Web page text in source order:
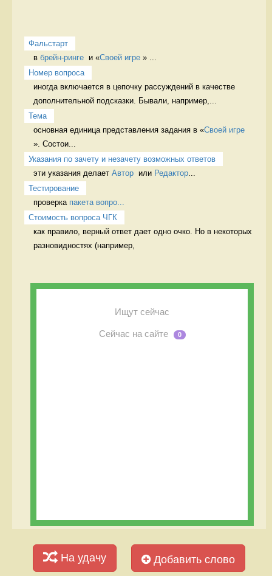
Фальстарт
в брейн-ринге
  и «
Своей игре » ...
Номер вопроса
иногда включается в цепочку рассуждений в качестве
дополнительной подсказки. Бывали, например,...
Тема
основная единица представления задания в «Своей игре
». Состои...
Указания по зачету и незачету возможных ответов
эти указания делает Автор
  или
Редактор
Тестирование
проверка пакета вопро...
Стоимость вопроса ЧГК
как правило, верный ответ дает одно очко. Но в некоторых
разновидностях (например,
Ищут сейчас
Сейчас на сайте 0
На удачу Добавить слово